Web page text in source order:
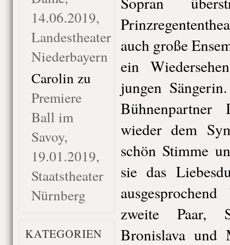
14.06.2019,
Landestheater
Niederbayern
Carolin zu
Premiere
Ball im
Savoy,
19.01.2019,
Staatstheater
Nürnberg
KATEGORIEN
auch große
ein
jungen
Bühnenpartner
wieder dem
schön Stimme
sie das
zweite Paar,
Bronislava und